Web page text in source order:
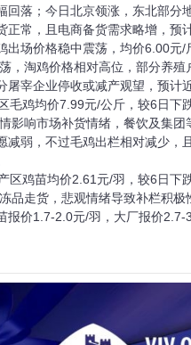
回落；今日北京领涨，东北部
常，且电商备货需求略增，预
出场价格稳中震荡，均价6.00
，淘鸡价格相对高位，部分养
宰企业停收或减产观望，预计
毛鸡均价7.99元/公斤，较6日
影响市场补货情绪，餐饮及集
减弱，不过毛鸡出栏相对减少，
区鸡苗均价2.61元/羽，较6日
品走货，悲观情绪导致补栏积
价1.7-2.0元/羽，大厂报价2.7-